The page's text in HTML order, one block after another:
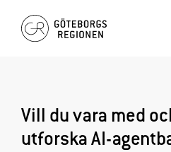
innehåll
Vill du vara med
utforska AI-